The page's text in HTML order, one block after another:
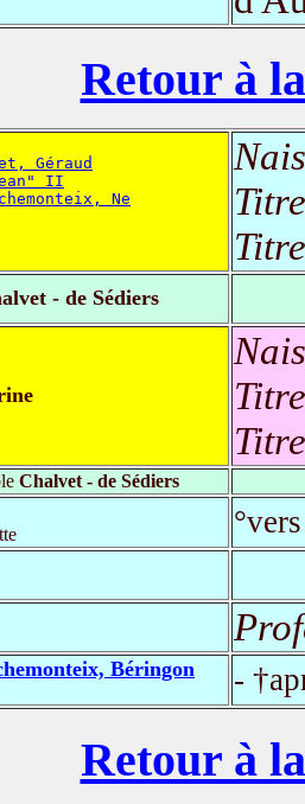
Retour à
Géraud
II
Ne
- de Sédiers
Chalvet - de Sédiers
Béringon -
Retour à